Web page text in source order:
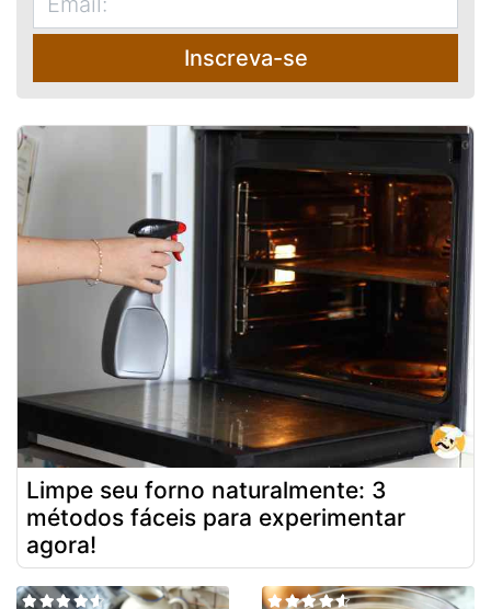
Inscreva-se
Limpe seu forno naturalmente: 3
métodos fáceis para experimentar
agora!